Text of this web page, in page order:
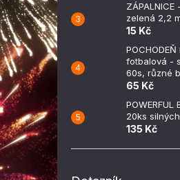
zelená 2,2
15 Kč
POCHODEŇ
fotbalová -
60s, různé
65 Kč
POWERFUL
20ks
135 Kč